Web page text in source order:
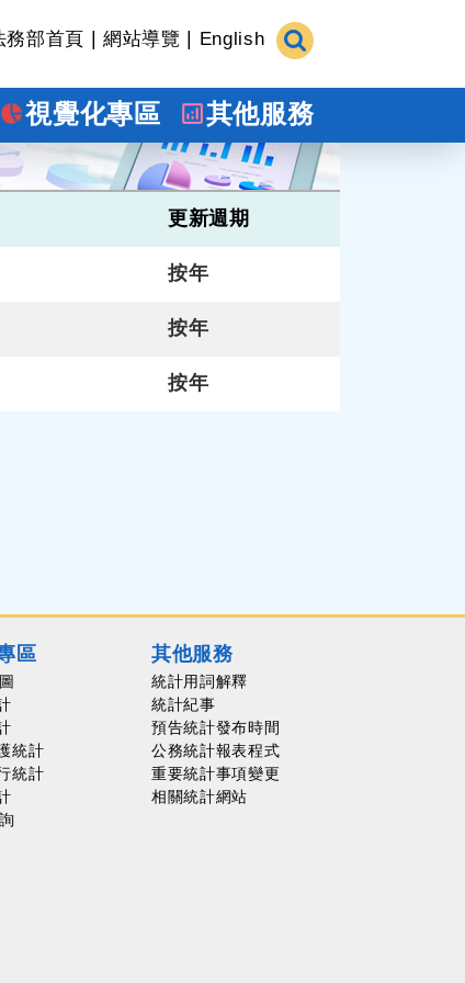
務部首頁 網站導覽 English
視覺化專區 其他服務
更新週期
按年
按年
按年
區
統計
統計
其他服務
統計用詞解釋
統計紀事
預告統計發布時間
公務統計報表程式
重要統計事項變更
相關統計網站